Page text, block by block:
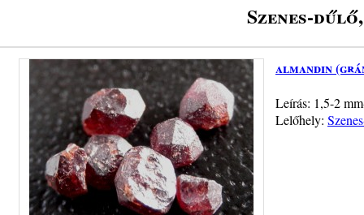
Szenes-
almandin
Leírás: 1,5-2
Lelőhely: